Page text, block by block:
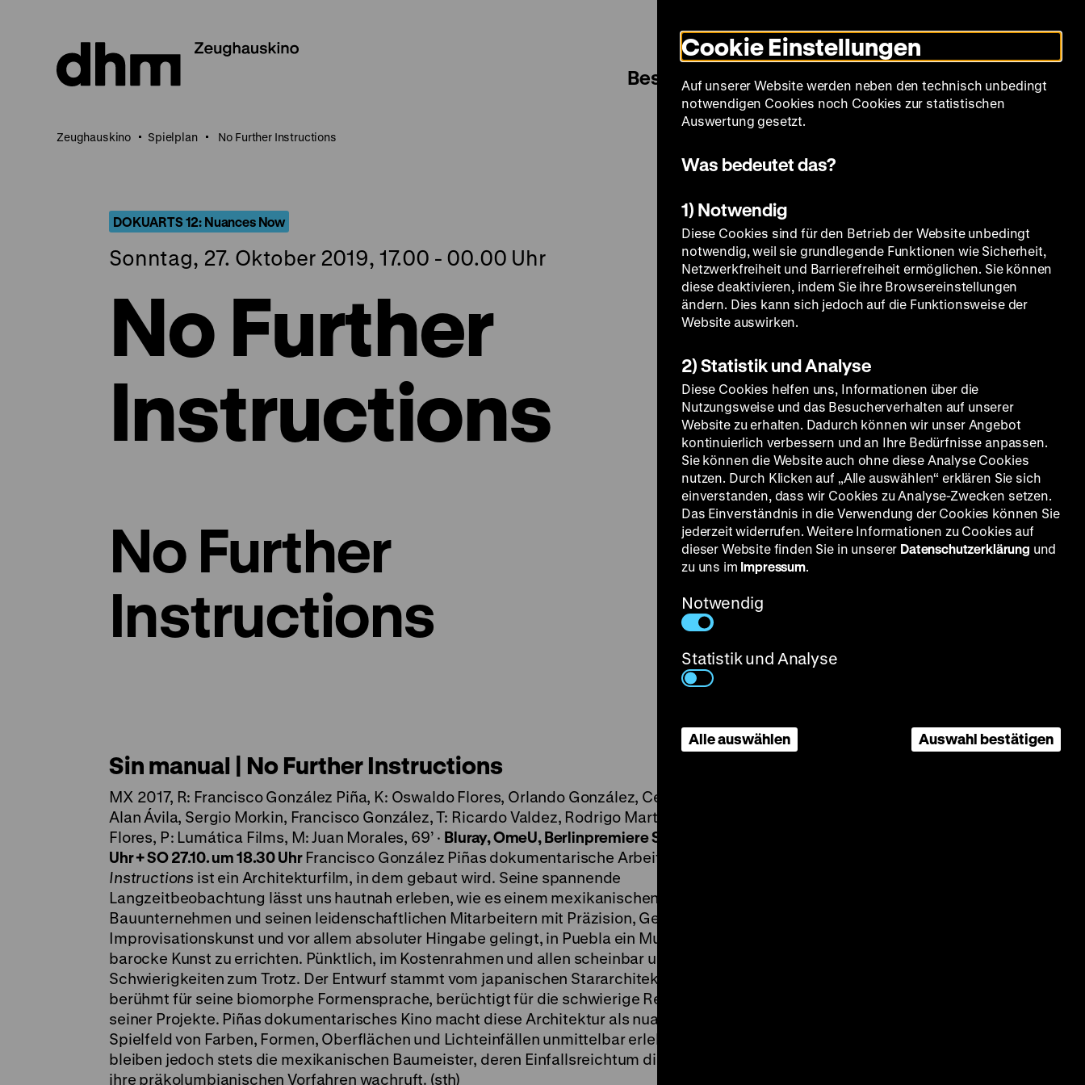
Seiteninhalt
springen
Modus
umschalten
Sprache
Besuch Spielplan Filmreihen Über uns
Zeughauskino Spielplan No Further Instructions
DOKUARTS 12: Nuances Now
Sonntag, 27. Oktober 2019, 17.00 - 00.00 Uhr
No Further
Instructions
No Further
Instructions
Sin manual | No Further Instructions
MX 2017, R: Francisco González Piña, K: Oswaldo Flores, Orlando González, César Durione,
Alan Ávila, Sergio Morkin, Francisco González, T: Ricardo Valdez, Rodrigo Martínez, S: Oswaldo
Flores, P: Lumática Films, M: Juan Morales, 69’ · Bluray, OmeU, BerlinpremiereSA 12.10. um 17.30
Uhr + SO 27.10. um 18.30 UhrFrancisco González Piñas dokumentarische Arbeit
Instructions ist ein Architekturfilm, in dem gebaut wird. Seine spannende
Langzeitbeobachtung lässt uns hautnah erleben, wie es einem mexikanischen
Bauunternehmen und seinen leidenschaftlichen Mitarbeitern mit Präzision, Geschwindigkeit,
Improvisationskunst und vor allem absoluter Hingabe gelingt, in Puebla ein Museum für
barocke Kunst zu errichten. Pünktlich, im Kostenrahmen und allen scheinbar unüberwindlichen
Schwierigkeiten zum Trotz. Der Entwurf stammt vom japanischen Stararchitekten Toyo Ito,
berühmt für seine biomorphe Formensprache, berüchtigt für die schwierige Realisierbarkeit
seiner Projekte. Piñas dokumentarisches Kino macht diese Architektur als nuancenreiches
Spielfeld von Farben, Formen, Oberflächen und Lichteinfällen unmittelbar erlebbar. Im Zentrum
bleiben jedoch stets die mexikanischen Baumeister, deren Einfallsreichtum die Erinnerung an
ihre präkolumbianischen Vorfahren wachruft. (sth)
Cookie Einstellungen
Auf unserer Website werden neben den technisch unbedingt
notwendigen Cookies noch Cookies zur statistischen
Auswertung gesetzt.
Was bedeutet das?
1) Notwendig
Diese Cookies sind für den Betrieb der Website unbedingt
notwendig, weil sie grundlegende Funktionen wie Sicherheit,
Netzwerkfreiheit und Barrierefreiheit ermöglichen. Sie können
diese deaktivieren, indem Sie ihre Browsereinstellungen
ändern. Dies kann sich jedoch auf die Funktionsweise der
Website auswirken.
2) Statistik und Analyse
Diese Cookies helfen uns, Informationen über die
Nutzungsweise und das Besucherverhalten auf unserer
Website zu erhalten. Dadurch können wir unser Angebot
kontinuierlich verbessern und an Ihre Bedürfnisse anpassen.
Sie können die Website auch ohne diese Analyse Cookies
nutzen. Durch Klicken auf „Alle auswählen“ erklären Sie sich
einverstanden, dass wir Cookies zu Analyse-Zwecken setzen.
Das Einverständnis in die Verwendung der Cookies können Sie
jederzeit widerrufen. Weitere Informationen zu Cookies auf
dieser Website finden Sie in unserer Datenschutzerklärung und
zu uns im Impressum.
Notwendig
Statistik und Analyse
Alle auswählen Auswahl bestätigen